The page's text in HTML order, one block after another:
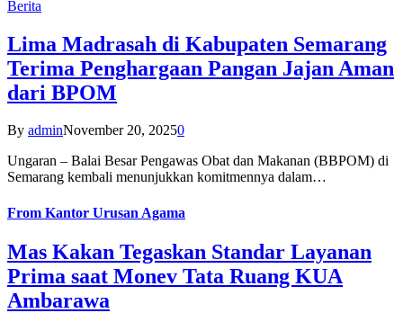
Berita
Lima Madrasah di Kabupaten Semarang
Terima Penghargaan Pangan Jajan Aman
dari BPOM
By adminNovember 20, 20250
Ungaran – Balai Besar Pengawas Obat dan Makanan (BBPOM) di
Semarang kembali menunjukkan komitmennya dalam…
From Kantor Urusan Agama
Mas Kakan Tegaskan Standar Layanan
Prima saat Monev Tata Ruang KUA
Ambarawa